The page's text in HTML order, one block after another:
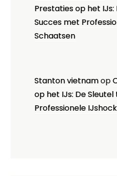
Prestaties op het
Succes met
Schaatsen
Stanton vietnamop
op het IJs: De
Professionele